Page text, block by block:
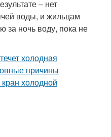
– нет
воды, и жильцам
за ночь воду, пока не